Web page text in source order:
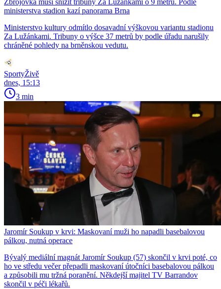
Zbrojovka musí snížit tribuny Za Lužánkami o 9 metrů. Podle
ministerstva stadion kazí panorama Brna
Ministerstvo kultury odmítlo dosavadní výškovou variantu stadionu
Za Lužánkami. Tribuny o výšce 37 metrů by podle úřadu narušily
chráněné pohledy na brněnskou vedutu.
SportyŽivě
dnes, 15:13
3 min
Jaromír Soukup v krvi: Maskovaní muži ho napadli basebalovou
pálkou, nutná operace
Bývalý mediální magnát Jaromír Soukup (57) skončil v krvi poté, co
ho ve středu večer přepadli maskovaní útočníci basebalovou pálkou
a způsobili mu tržná poranění. Někdejší majitel TV Barrandov
skončil v péči lékařů.